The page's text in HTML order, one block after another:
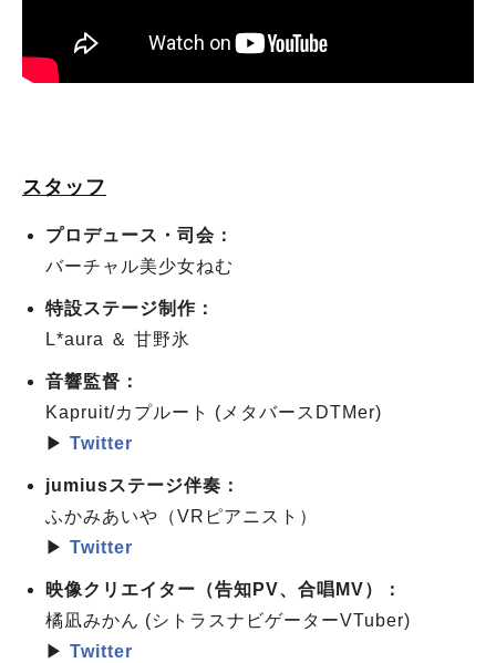
スタッフ
プロデュース・司会：
バーチャル美少女ねむ
特設ステージ制作：
L*aura ＆ 甘野氷
音響監督：
Kapruit/カプルート (メタバースDTMer)
▶ Twitter
jumiusステージ伴奏：
ふかみあいや（VRピアニスト）
▶ Twitter
映像クリエイター（告知PV、合唱MV）：
橘凪みかん (シトラスナビゲーターVTuber)
▶ Twitter